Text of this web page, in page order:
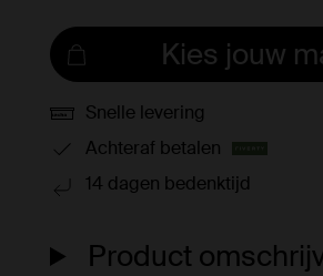
Kies jouw
Snelle levering
Achteraf betalen
14 dagen bedenktijd
Product